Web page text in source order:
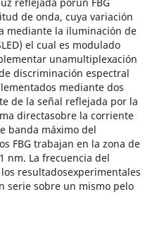
de onda, cuya variación
mediante la iluminación de
el cual es modulado
unamultiplexación
discriminación espectral
mediante dos
de la señal reflejada por la
directasobre la corriente
banda máximo del
FBG trabajan en la zona de
nm. La frecuencia del
resultadosexperimentales
serie sobre un mismo pelo